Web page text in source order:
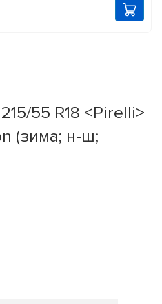
55 R18 <Pirelli>
(зима; н-ш;